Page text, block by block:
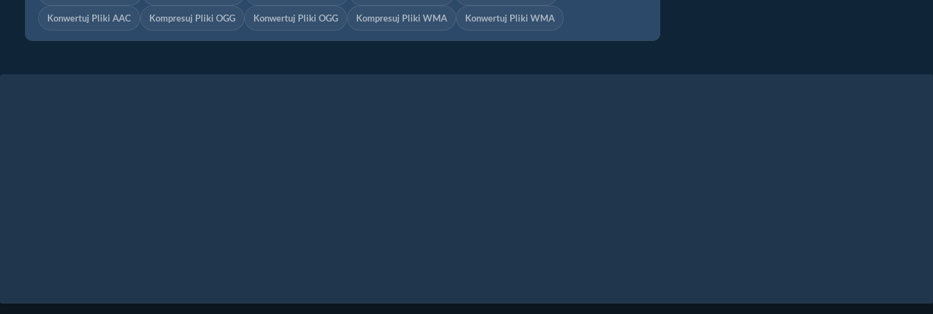
Konwertuj Pliki AAC Kompresuj Pliki OGG Konwertuj Pliki OGG Kompresuj Pliki WMA Konwertuj Pliki WMA